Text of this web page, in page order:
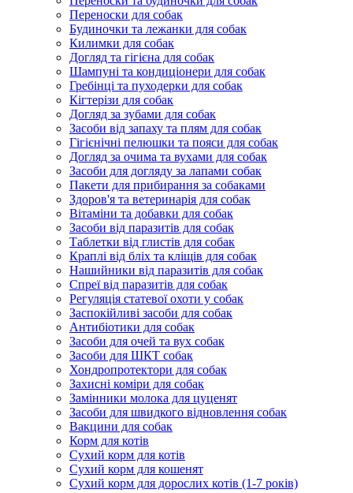
Переноски для собак
Будиночки та лежанки для собак
Килимки для собак
Догляд та гігієна для собак
Шампуні та кондиціонери для собак
Гребінці та пуходерки для собак
Кігтерізи для собак
Догляд за зубами для собак
Засоби від запаху та плям для собак
Гігієнічні пелюшки та пояси для собак
Догляд за очима та вухами для собак
Засоби для догляду за лапами собак
Пакети для прибирання за собаками
Здоров'я та ветеринарія для собак
Вітаміни та добавки для собак
Засоби від паразитів для собак
Таблетки від глистів для собак
Краплі від бліх та кліщів для собак
Нашийники від паразитів для собак
Спреї від паразитів для собак
Регуляція статевої охоти у собак
Заспокійливі засоби для собак
Антибіотики для собак
Засоби для очей та вух собак
Засоби для ШКТ собак
Хондропротектори для собак
Захисні коміри для собак
Замінники молока для цуценят
Засоби для швидкого відновлення собак
Вакцини для собак
Корм для котів
Сухий корм для котів
Сухий корм для кошенят
Сухий корм для дорослих котів (1-7 років)